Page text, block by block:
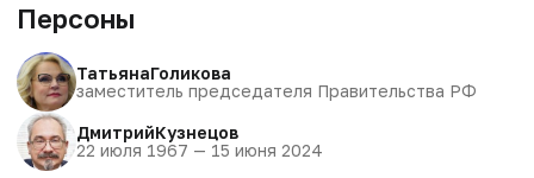
Персоны
ТатьянаГоликова
заместитель председателя Правительства РФ
ДмитрийКузнецов
22 июля 1967 — 15 июня 2024